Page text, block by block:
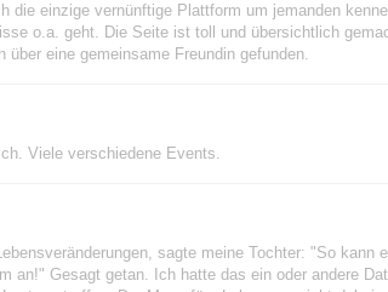
die einzige vernünftige Plattform um jemanden
o.a. geht. Die Seite ist toll und übersichtlich
über eine gemeinsame Freundin gefunden.
Viele verschiedene Events.
sagte meine Tochter: "So
an!" Gesagt getan. Ich hatte das ein oder andere